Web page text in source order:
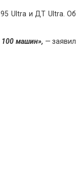
Ultra и ДТ Ultra. Об
100 машин», — заявил